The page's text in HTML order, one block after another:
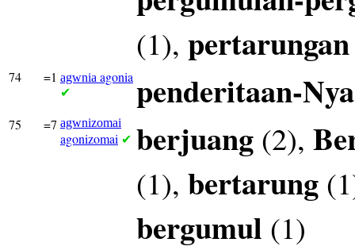
(1), pertarungan
74 =1 agwnia agonia
✔ penderitaan-Nya
75 =7 agwnizomai
agonizomai ✔ berjuang (2),
(1), bertarung
bergumul (1)